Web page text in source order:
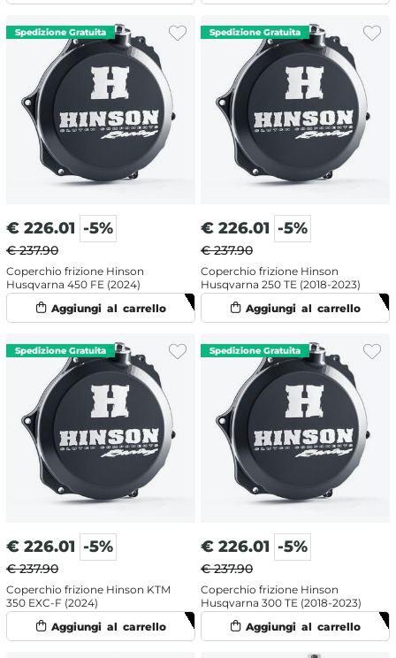
€ 226.01 -5%
€ 237.90
Coperchio frizione Hinson
Husqvarna 450 FE (2024)
€ 226.01 -5%
€ 237.90
Coperchio frizione Hinson
Husqvarna 250 TE (2018-2023)
€ 226.01 -5%
€ 237.90
Coperchio frizione Hinson KTM
350 EXC-F (2024)
€ 226.01 -5%
€ 237.90
Coperchio frizione Hinson
Husqvarna 300 TE (2018-2023)